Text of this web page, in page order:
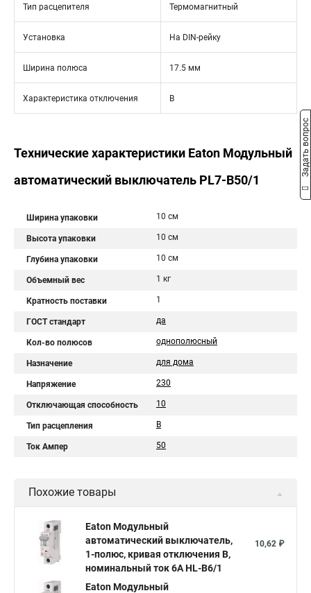
Тип расцепителя Термомагнитный
Установка На DIN-рейку
Ширина полюса 17.5 мм
Характеристика отключения B
Технические характеристики Eaton Модульный
автоматический выключатель PL7-B50/1
Ширина упаковки 10 см
Высота упаковки 10 см
Глубина упаковки 10 см
Объемный вес 1 кг
Кратность поставки 1
ГОСТ стандарт да
Кол-во полюсов однополюсный
Назначение для дома
Напряжение 230
Отключающая способность 10
Тип расцепления B
Ток Ампер 50
Похожие товары
Eaton Модульный
автоматический выключатель,
1-полюс, кривая отключения B,
номинальный ток 6А HL-B6/1
10,62 ₽
Eaton Модульный
Задать вопрос